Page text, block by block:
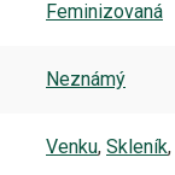
Feminizovaná
Neznámý
Venku, Skleník,